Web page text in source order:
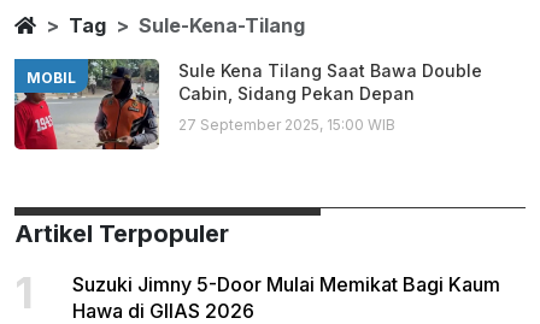
Sule Kena Tilang
Berita Terbaru
HomeTag Sule-Kena-Tilang
MOBIL
Sule Kena Tilang Saat Bawa Double
Cabin, Sidang Pekan Depan
27 September 2025, 15:00 WIB
Artikel Terpopuler
1
Suzuki Jimny 5-Door Mulai Memikat Bagi Kaum
Hawa di GIIAS 2026